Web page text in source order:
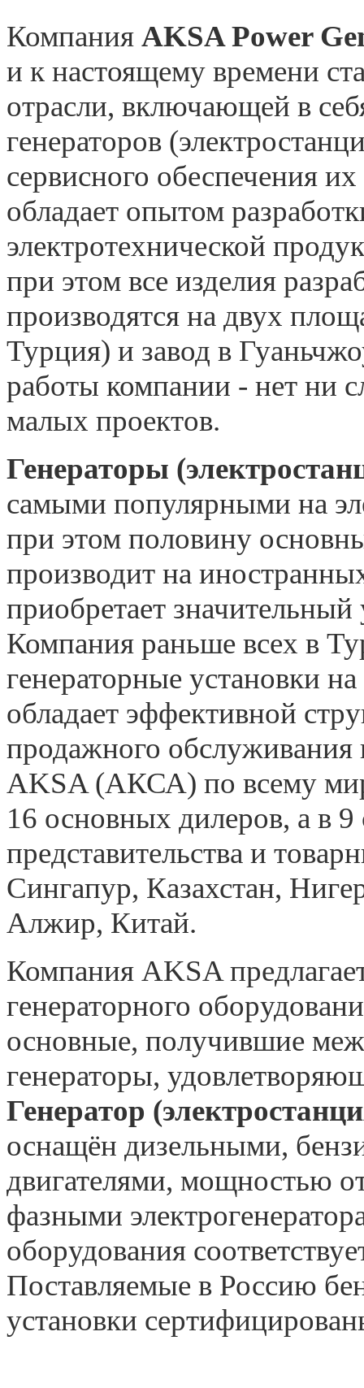
Компания AKSA Power
и к настоящему времени
отрасли, включающей в
генераторов
сервисного обеспечения
обладает опытом
электротехнической
при этом все изделия
производятся на двух
Турция) и завод в
работы компании - нет ни
малых проектов.
Генераторы
самыми популярными на
при этом половину
производит на
приобретает
Компания раньше всех в
генераторные установки
обладает эффективной
продажного обслуживания
AKSA (АКСА) по всему
16 основных дилеров, а в
представительства и
Сингапур, Казахстан,
Алжир, Китай.
Компания AKSA
генераторного
основные, получившие
генераторы,
Генератор
оснащён дизельными,
двигателями, мощностью
фазными
оборудования
Поставляемые в Россию
установки